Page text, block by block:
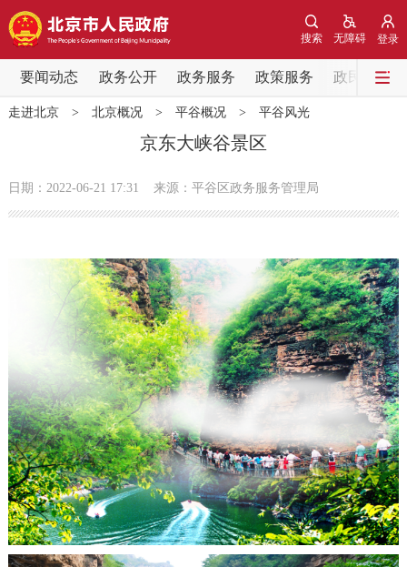
登录
无障碍
搜索
要闻动态 政务公开 政务服务 政策服务 政民互动
要闻动态
党中央精神 国务院信息 中央部委动态
政务公开
市领导 机构职能 政策服务
政策兑现 政策解读 回应关切
决策公开 专题公开
政务服务
个人服务 法人服务 部门服务
走进北京> 北京概况> 平谷概况> 平谷风光
京东大峡谷景区
日期：2022-06-21 17:31 来源：平谷区政务服务管理局